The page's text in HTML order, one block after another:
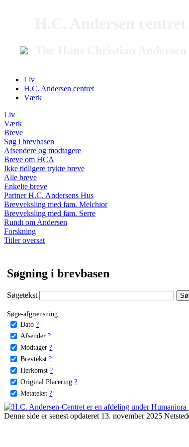
Liv
H.C. Andersen centret
Værk
Liv
Værk
Breve
Søg i brevbasen
Afsendere og modtagere
Breve om HCA
Ikke tidligere trykte breve
Alle breve
Enkelte breve
Partner H.C. Andersens Hus
Brevveksling med fam. Melchior
Brevveksling med fam. Serre
Rundt om Andersen
Forskning
Titler oversat
Søgning i brevbasen
Søgetekst
Søge-afgrænsning:
Dato ?
Afsender ?
Modtager ?
Brevtekst ?
Herkomst ?
Original Placering ?
Metatekst ?
Denne side er senest opdateret 13. november 2025